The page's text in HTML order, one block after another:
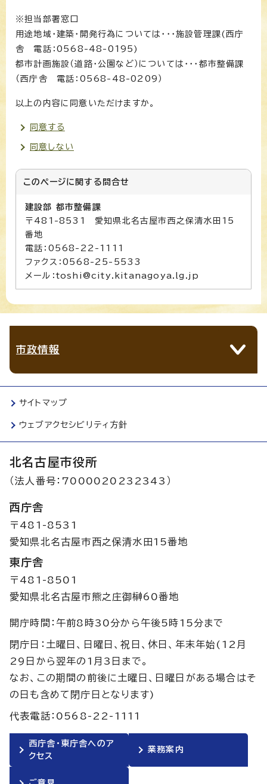
※担当部署窓口
用途地域・建築・開発行為については・・・施設管理課(西庁
舎 電話：0568-48-0195)
都市計画施設（道路・公園など）については・・・都市整備課
（西庁舎 電話：0568-48-0209）
以上の内容に同意いただけますか。
同意する
同意しない
このページに関する 問合せ
建設部 都市整備課
〒481-8531 愛知県北名古屋市西之保清水田15
番地
電話：0568-22-1111
ファクス：0568-25-5533
メール：toshi@city.kitanagoya.lg.jp
市政情報
サイトマップ
ウェブアクセシビリティ方針
北名古屋市役所
（法人番号：7000020232343）
西庁舎
〒481-8531
愛知県北名古屋市西之保清水田15番地
東庁舎
〒481-8501
愛知県北名古屋市熊之庄御榊60番地
開庁時間：午前8時30分から午後5時15分まで
閉庁日：土曜日、日曜日、祝日、休日、年末年始(12月
29日から翌年の1月3日まで。
なお、この期間の前後に土曜日、日曜日がある場合はそ
の日も含めて閉庁日となります)
代表電話：0568-22-1111
西庁舎・東庁舎へのア
クセス
業務案内